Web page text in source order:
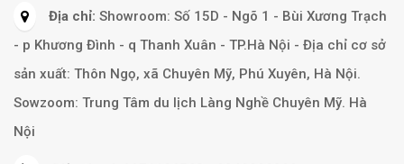
Địa chỉ: Showroom: Số 15D - Ngõ 1 - Bùi Xương Trạch
- p Khương Đình - q Thanh Xuân - TP.Hà Nội - Địa chỉ cơ sở
sản xuất: Thôn Ngọ, xã Chuyên Mỹ, Phú Xuyên, Hà Nội.
Sowzoom: Trung Tâm du lịch Làng Nghề Chuyên Mỹ. Hà
Nội